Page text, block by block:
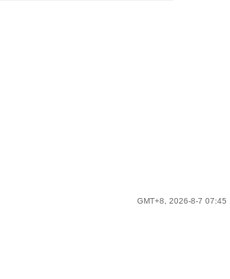
GMT+8, 2026-8-7 07:45